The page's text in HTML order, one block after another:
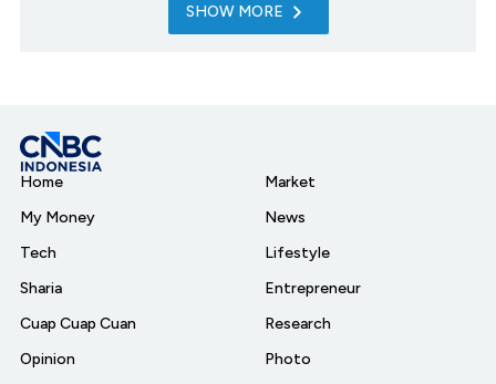
SHOW MORE
Home
My Money
Tech
Sharia
Cuap Cuap Cuan
Opinion
Market
News
Lifestyle
Entrepreneur
Research
Photo